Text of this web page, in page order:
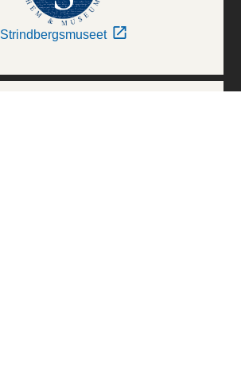
Strindbergsmuseet